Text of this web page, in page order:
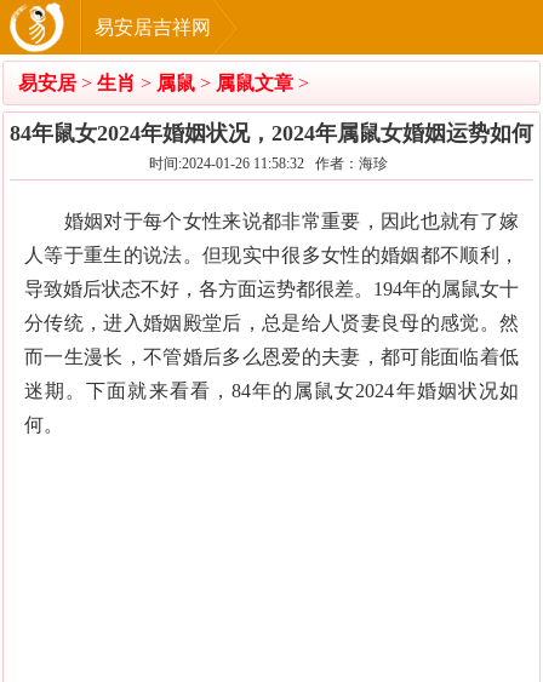
易安居吉祥网
易安居 > 生肖 > 属鼠 > 属鼠文章 >
84年鼠女2024年婚姻状况，2024年属鼠女婚姻运势如何
时间:2024-01-26 11:58:32 作者：海珍
婚姻对于每个女性来说都非常重要，因此也就有了嫁
人等于重生的说法。但现实中很多女性的婚姻都不顺利，
导致婚后状态不好，各方面运势都很差。194年的属鼠女十
分传统，进入婚姻殿堂后，总是给人贤妻良母的感觉。然
而一生漫长，不管婚后多么恩爱的夫妻，都可能面临着低
迷期。下面就来看看，84年的属鼠女2024年婚姻状况如
何。